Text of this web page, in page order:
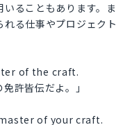
ることもあります。ま
る仕事やプロジェクト
of the craft.
許皆伝だよ。」
of your craft.